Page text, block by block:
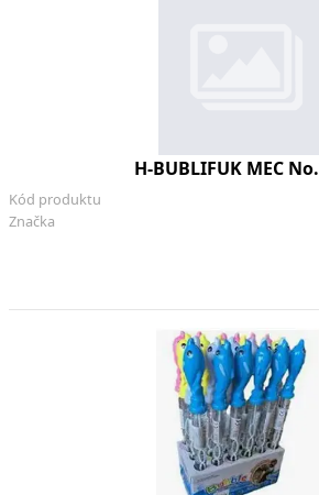
H-BUBLIFUK MEC
Značka
Kód produktu